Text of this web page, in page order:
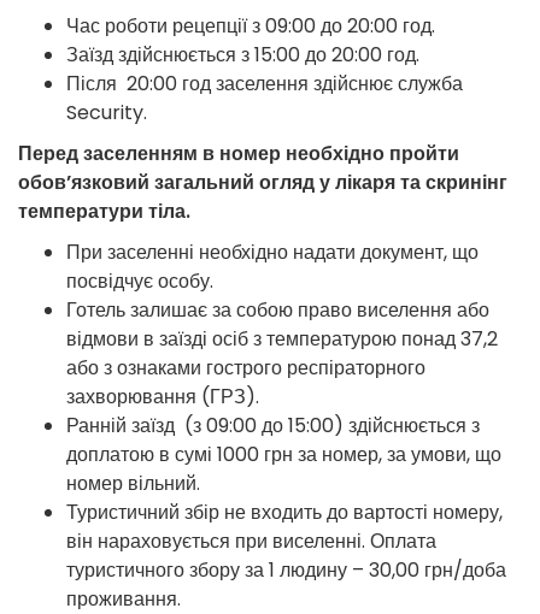
Час роботи рецепції з 09:00 до 20:00 год.
Заїзд здійснюється з 15:00 до 20:00 год.
Після 20:00 год заселення здійснює служба
Security.
Перед заселенням в номер необхідно пройти
обов’язковий загальний огляд у лікаря та скринінг
температури тіла.
При заселенні необхідно надати документ, що
посвідчує особу.
Готель залишає за собою право виселення або
відмови в заїзді осіб з температурою понад 37,2
або з ознаками гострого респіраторного
захворювання (ГРЗ).
Ранній заїзд (з 09:00 до 15:00) здійснюється з
доплатою в сумі 1000 грн за номер, за умови, що
номер вільний.
Туристичний збір не входить до вартості номеру,
він нараховується при виселенні. Оплата
туристичного збору за 1 людину – 30,00 грн/доба
проживання.